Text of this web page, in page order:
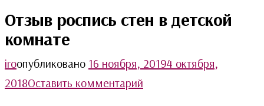
Отзыв роспись стен в детской
комнате
iroопубликовано 16 ноября, 20194 октября,
2018Оставить комментарий